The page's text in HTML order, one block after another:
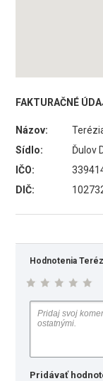
FAKTURAČNÉ
Názov:
Sídlo:
Ďulov
IČO:
DIČ:
Hodnotenia
Pridávať